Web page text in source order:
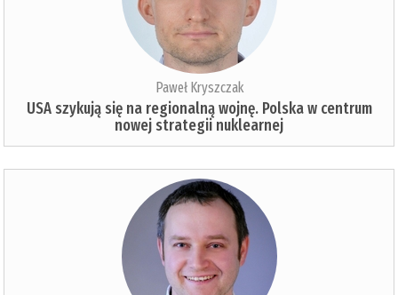
Paweł Kryszczak
USA szykują się na regionalną wojnę. Polska w centrum
nowej strategii nuklearnej